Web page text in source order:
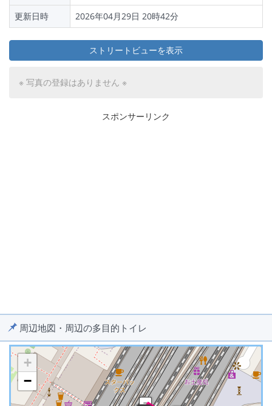
更新日時
2026年04月29日 20時42分
ストリートビューを表示
※ 写真の登録はありません ※
スポンサーリンク
周辺地図・周辺の多目的トイレ
+
−